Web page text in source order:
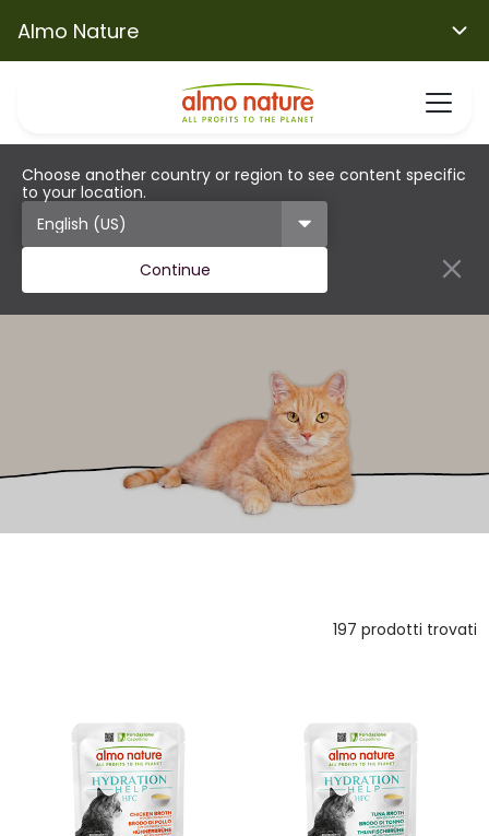
Almo Nature
Choose another country or region to see content specific
to your location.
Continue
197 prodotti trovati